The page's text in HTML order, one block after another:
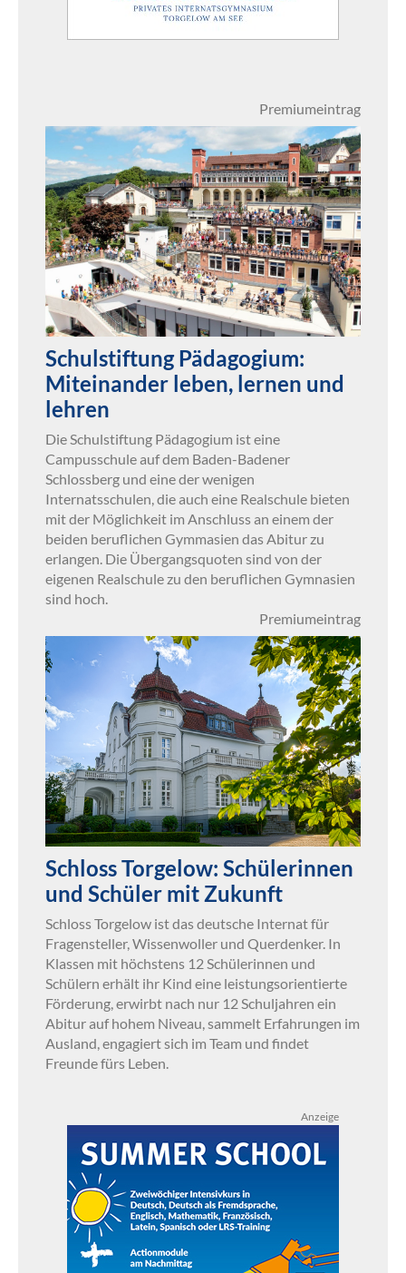
Premiumeintrag
Schulstiftung Pädagogium:
Miteinander leben, lernen und
lehren
Die Schulstiftung Pädagogium ist eine
Campusschule auf dem Baden-Badener
Schlossberg und eine der wenigen
Internatsschulen, die auch eine Realschule bieten
mit der Möglichkeit im Anschluss an einem der
beiden beruflichen Gymmasien das Abitur zu
erlangen. Die Übergangsquoten sind von der
eigenen Realschule zu den beruflichen Gymnasien
sind hoch.
Premiumeintrag
Schloss Torgelow: Schülerinnen
und Schüler mit Zukunft
Schloss Torgelow ist das deutsche Internat für
Fragensteller, Wissenwoller und Querdenker. In
Klassen mit höchstens 12 Schülerinnen und
Schülern erhält ihr Kind eine leistungsorientierte
Förderung, erwirbt nach nur 12 Schuljahren ein
Abitur auf hohem Niveau, sammelt Erfahrungen im
Ausland, engagiert sich im Team und findet
Freunde fürs Leben.
Anzeige